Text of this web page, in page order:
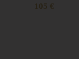
105 €